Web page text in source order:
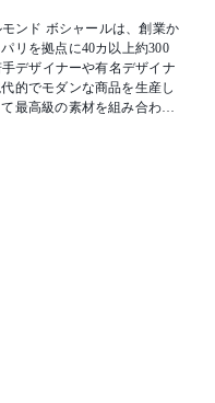
ンド ボシャールは、創業か
リを拠点に40カ以上約300
デザイナーや有名デザイナ
的でモダンな商品を生産し
最高級の素材を組み合わせ
やネパールとフランスから